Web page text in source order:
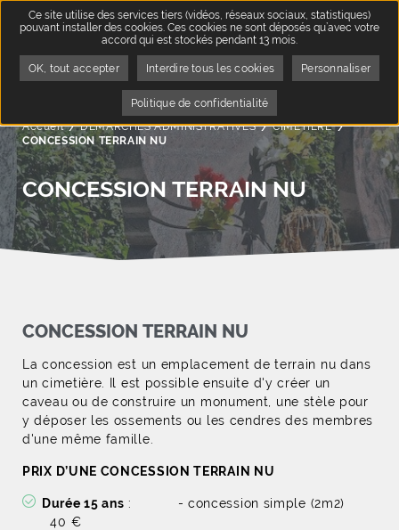
Accueil DÉMARCHES ADMINISTRATIVES CIMETIÈRE
Page
CONCESSION TERRAIN NU
CONCESSION TERRAIN NU
CONCESSION TERRAIN NU
La concession est un emplacement de terrain nu dans
un cimetière. Il est possible ensuite d'y créer un
caveau ou de construire un monument, une stèle pour
y déposer les ossements ou les cendres des membres
d'une même famille.
PRIX D’UNE CONCESSION TERRAIN NU
Durée 15 ans : - concession simple (2m2)
40 €
Ce site utilise des services tiers (vidéos, réseaux sociaux, statistiques)
pouvant installer des cookies. Ces cookies ne sont déposés qu’avec votre
accord qui est stockés pendant 13 mois.
OK, tout accepter Interdire tous les cookies Personnaliser
Politique de confidentialité